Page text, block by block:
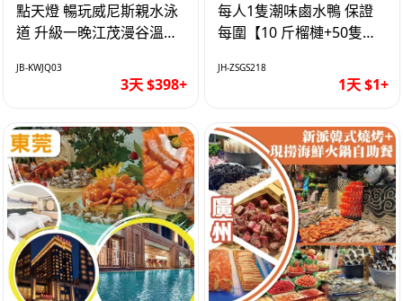
點天燈 暢玩威尼斯親水泳
道 升級一晚江茂漫谷溫泉
純玩3天
JB-KWJQ03
3天 $398+
每人1隻潮味鹵水鴨 保證
每圍【10 斤榴槤+50隻湛
1天
JH-ZSGS218
1天 $1+